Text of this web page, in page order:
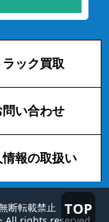
TOP
ラック買取
問い合わせ
報の取扱い
無断転載禁止